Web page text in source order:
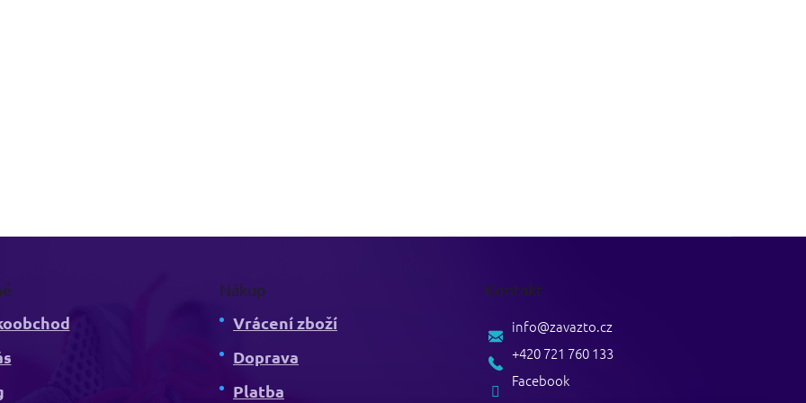
Nákup
Vrácení zboží
Doprava
Platba
Kontakt
info@zavazto.cz
+420 721 760 133
Facebook